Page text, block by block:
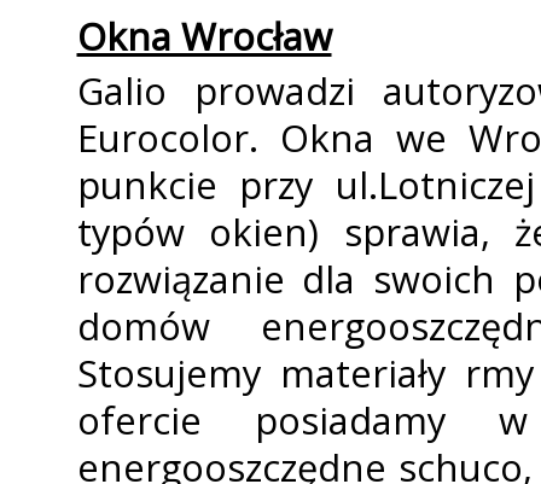
Okna Wrocław
Galio prowadzi
Eurocolor. Okna we
punkcie przy
typów okien) sprawia,
rozwiązanie dla swoich
domów
Stosujemy materiały
ofercie posiadamy
energooszczędne